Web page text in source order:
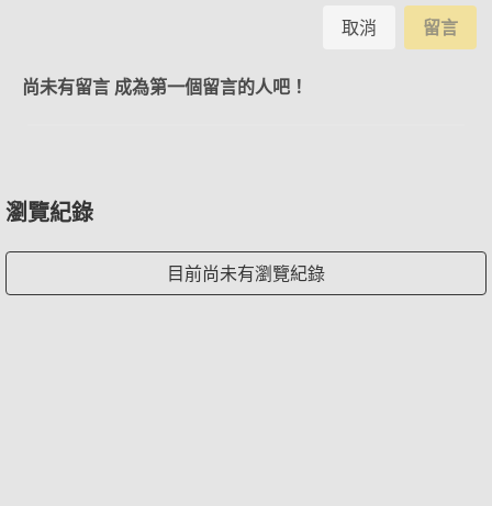
取消 留言
尚未有留言 成為第一個留言的人吧！
瀏覽紀錄
目前尚未有瀏覽紀錄